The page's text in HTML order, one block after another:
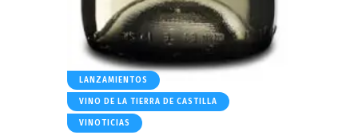
LANZAMIENTOS
VINO DE LA TIERRA DE CASTILLA
VINOTICIAS